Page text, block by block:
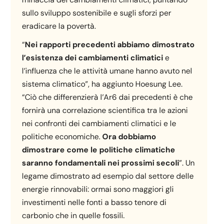
sullo sviluppo sostenibile e sugli sforzi per
eradicare la povertà.
“Nei rapporti precedenti abbiamo dimostrato
l’esistenza dei cambiamenti climaticie
l’influenza che le attività umane hanno avuto nel
sistema climatico”, ha aggiunto Hoesung Lee.
“Ciò che differenzierà l’Ar6 dai precedenti è che
fornirà una correlazione scientifica tra le azioni
nei confronti dei cambiamenti climatici e le
politiche economiche.Ora dobbiamo
dimostrare come le politiche climatiche
saranno fondamentali nei prossimi secoli”. Un
legame dimostrato ad esempio dal settore delle
energie rinnovabili: ormai sono maggiori gli
investimenti nelle fonti a basso tenore di
carbonio che in quelle fossili.